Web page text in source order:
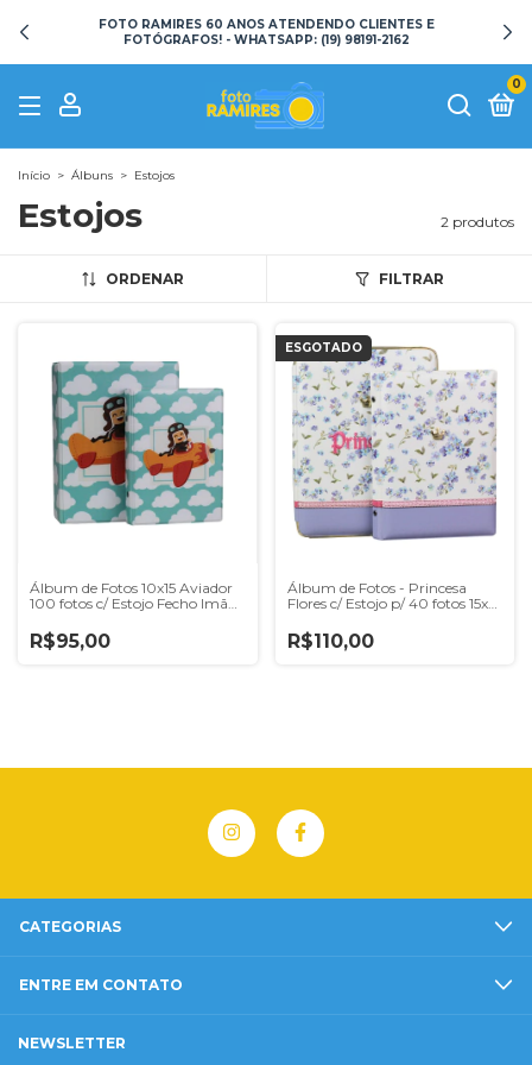
FOTO RAMIRES 60 ANOS ATENDENDO CLIENTES E
FOTÓGRAFOS! - WHATSAPP: (19) 98191-2162
0
Início > Álbuns > Estojos
Estojos 2 produtos
ORDENAR FILTRAR
Álbum de Fotos 10x15 Aviador
100 fotos c/ Estojo Fecho Imã
R$95,00
ESGOTADO
Álbum de Fotos - Princesa
Flores c/ Estojo p/ 40 fotos 15x21
R$110,00
CATEGORIAS
ENTRE EM CONTATO
NEWSLETTER